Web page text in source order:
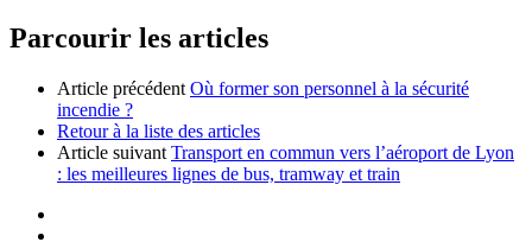
Parcourir les articles
Article précédent Où former son personnel à la sécurité
incendie ?
Retour à la liste des articles
Article suivant Transport en commun vers l’aéroport de Lyon
: les meilleures lignes de bus, tramway et train